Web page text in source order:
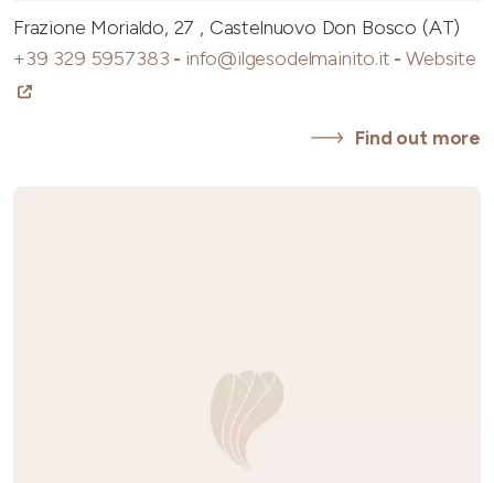
Frazione Morialdo, 27 , Castelnuovo Don Bosco (AT)
+39 329 5957383 - info@ilgesodelmainito.it -Website
Find out more